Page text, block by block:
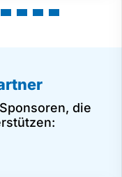
die